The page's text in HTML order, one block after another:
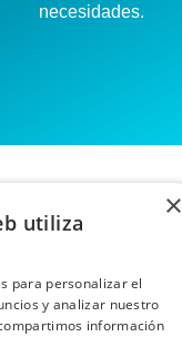
necesidades.
×
utiliza
para personalizar el
y analizar nuestro
información